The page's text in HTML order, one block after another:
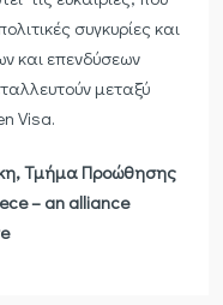
συγκυρίες και
και επενδύσεων
μεταξύ
Visa.
Τμήμα Προώθησης
– an alliance